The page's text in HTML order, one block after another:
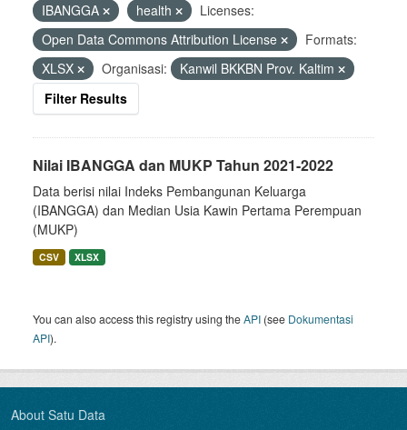
IBANGGA
health
Licenses:
Open Data Commons Attribution License
Formats:
XLSX
Organisasi:
Kanwil BKKBN Prov. Kaltim
Filter Results
Nilai IBANGGA dan MUKP Tahun 2021-2022
Data berisi nilai Indeks Pembangunan Keluarga
(IBANGGA) dan Median Usia Kawin Pertama Perempuan
(MUKP)
CSV XLSX
You can also access this registry using theAPI (see Dokumentasi
API).
About Satu Data